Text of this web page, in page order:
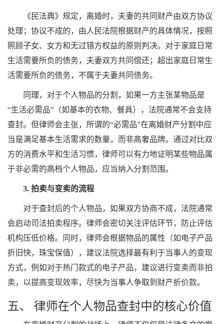
《民法典》规定，离婚时，夫妻的共同财产由双方协议
处理；协议不成的，由人民法院根据财产的具体情况，按照
照顾子女、女方和无过错方权益的原则判决。对于家庭日常
生活需要所负的债务，夫妻双方共同偿还；超出家庭日常生
活需要所负的债务，不属于夫妻共同债务。
同理，对于个人物品的分割，如果一方主张某物品是
“生活必需品”（如基本的衣物、餐具），法院通常不会支持
查封。但律师会主张，所谓的“必需品”在离婚财产分割中应
当是满足基本生活需求的数量，而非高奢品牌。通过对比双
方的消费水平和生活习惯，律师可以有力地证明某些物品属
于非必需的高档个人物品，应当纳入分割范围。
3. 拍卖与变卖的流程
对于查封后的个人物品，如果双方协商不成，法院通常
会启动司法拍卖程序。律师会密切关注评估环节，防止评估
机构压低价格。同时，律师会根据物品的属性（如电子产品
折旧快，珠宝保值），建议法院选择最有利于当事人的变现
方式，例如对于热门款式的电子产品，建议进行变卖而非拍
卖，以提高变现效率，尽快为当事人争取到财产折价款。
五、 律师在个人物品查封中的核心价值